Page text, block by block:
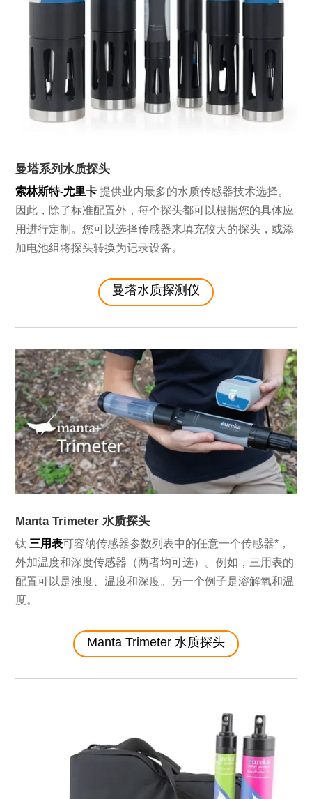
曼塔系列水质探头
索林斯特-尤里卡 提供业内最多的水质传感器技术选择。
因此，除了标准配置外，每个探头都可以根据您的具体应
用进行定制。您可以选择传感器来填充较大的探头，或添
加电池组将探头转换为记录设备。
曼塔水质探测仪
Manta Trimeter 水质探头
钛 三用表可容纳传感器参数列表中的任意一个传感器*，
外加温度和深度传感器（两者均可选）。例如，三用表的
配置可以是浊度、温度和深度。另一个例子是溶解氧和温
度。
Manta Trimeter 水质探头